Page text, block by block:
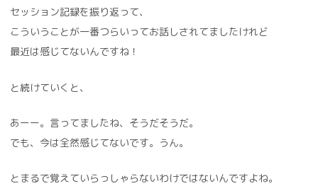
セッション記録を振り返って、
こういうことが一番つらいってお話しされてましたけれど
最近は感じてないんですね！
と続けていくと、
あーー。言ってましたね、そうだそうだ。
でも、今は全然感じてないです。うん。
とまるで覚えていらっしゃらないわけではないんですよね。